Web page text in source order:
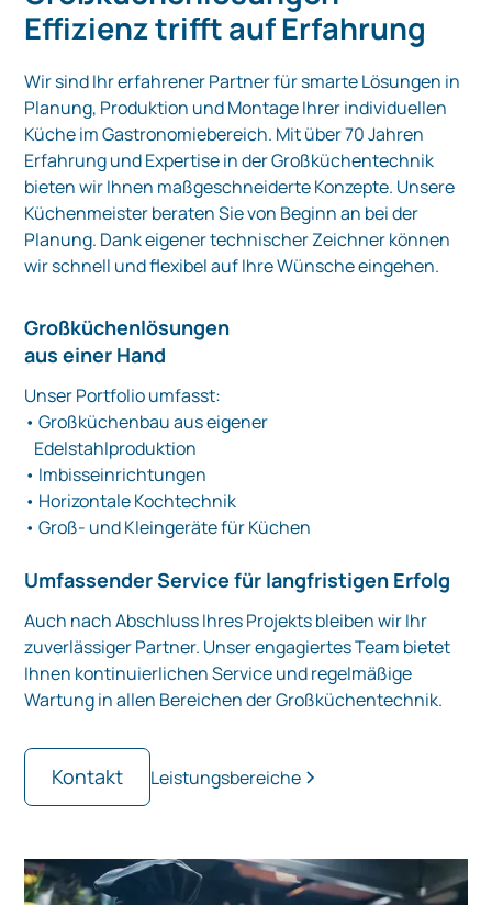
Effizienz trifft auf Erfahrung
Wir sind Ihr erfahrener Partner für smarte Lösungen in
Planung, Produktion und Montage Ihrer individuellen
Küche im Gastronomiebereich. Mit über 70 Jahren
Erfahrung und Expertise in der Großküchentechnik
bieten wir Ihnen maßgeschneiderte Konzepte. Unsere
Küchenmeister beraten Sie von Beginn an bei der
Planung. Dank eigener technischer Zeichner können
wir schnell und flexibel auf Ihre Wünsche eingehen.
Großküchenlösungen
aus einer Hand
Unser Portfolio umfasst:
• Großküchenbau aus eigener
Edelstahlproduktion
• Imbisseinrichtungen
• Horizontale Kochtechnik
• Groß- und Kleingeräte für Küchen
Umfassender Service für langfristigen Erfolg
Auch nach Abschluss Ihres Projekts bleiben wir Ihr
zuverlässiger Partner. Unser engagiertes Team bietet
Ihnen kontinuierlichen Service und regelmäßige
Wartung in allen Bereichen der Großküchentechnik.
Kontakt Leistungsbereiche